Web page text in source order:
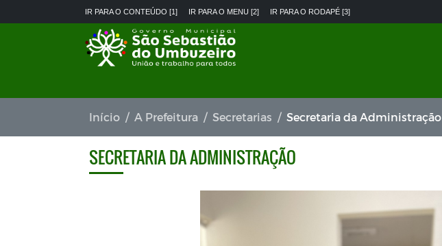
IR PARA O CONTEÚDO [1] IR PARA O MENU [2] IR PARA O RODAPÉ [3]
Início A Prefeitura Secretarias Secretaria da Administração
SECRETARIA DA ADMINISTRAÇÃO